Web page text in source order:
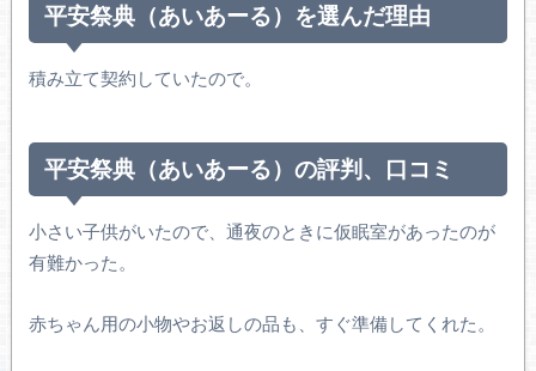
平安祭典（あいあーる）を選んだ理由
積み立て契約していたので。
平安祭典（あいあーる）の評判、口コミ
小さい子供がいたので、通夜のときに仮眠室があったのが
有難かった。
赤ちゃん用の小物やお返しの品も、すぐ準備してくれた。